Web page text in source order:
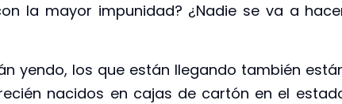
la mayor impunidad? ¿Nadie se va a
yendo, los que están llegando también
nacidos en cajas de cartón en el